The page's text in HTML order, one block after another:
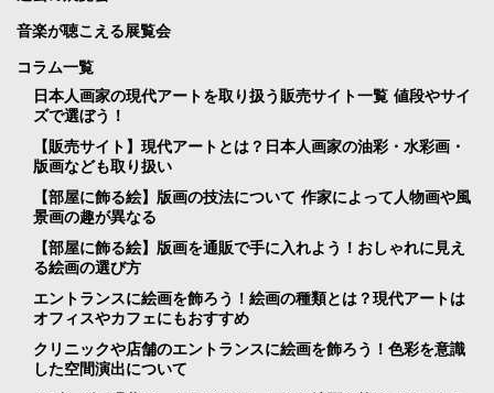
音楽が聴こえる展覧会
コラム一覧
日本人画家の現代アートを取り扱う販売サイト一覧 値段やサイ
ズで選ぼう！
【販売サイト】現代アートとは？日本人画家の油彩・水彩画・
版画なども取り扱い
【部屋に飾る絵】版画の技法について 作家によって人物画や風
景画の趣が異なる
【部屋に飾る絵】版画を通販で手に入れよう！おしゃれに見え
る絵画の選び方
エントランスに絵画を飾ろう！絵画の種類とは？現代アートは
オフィスやカフェにもおすすめ
クリニックや店舗のエントランスに絵画を飾ろう！色彩を意識
した空間演出について